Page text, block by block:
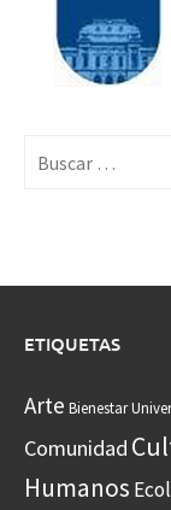
ETIQUETAS
Arte Bienestar
Comunidad
Humanos